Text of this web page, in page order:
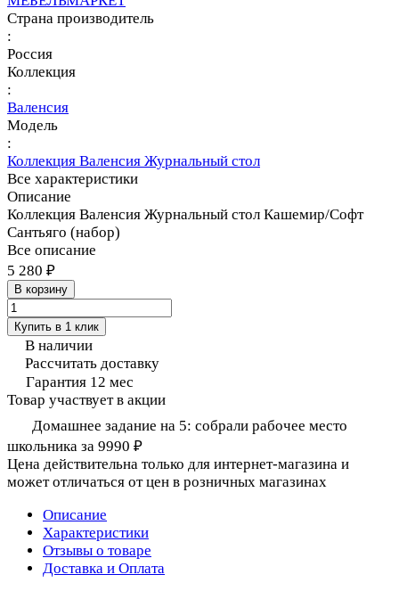
Страна производитель
:
Россия
Коллекция
:
Валенсия
Модель
:
Коллекция Валенсия Журнальный стол
Все характеристики
Описание
Коллекция Валенсия Журнальный стол Кашемир/Софт
Сантьяго (набор)
Все описание
5 280 ₽
В корзину
Купить в 1 клик
В наличии
Рассчитать доставку
Гарантия 12 мес
Товар участвует в акции
Домашнее задание на 5: собрали рабочее место
школьника за 9990 ₽
Цена действительна только для интернет-магазина и
может отличаться от цен в розничных магазинах
Описание
Характеристики
Отзывы о товаре
Доставка и Оплата